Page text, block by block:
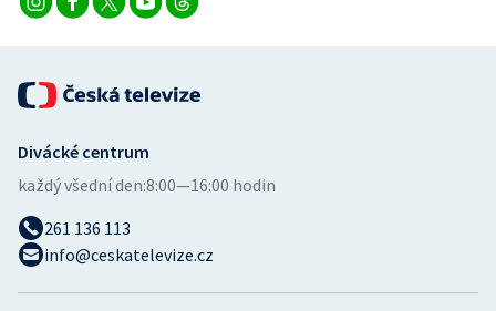
Ostatní
Divácké centrum
každý všední den:8:00—16:00 hodin
261 136 113
info@ceskatelevize.cz